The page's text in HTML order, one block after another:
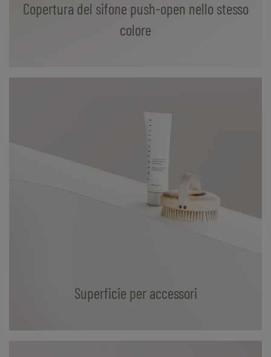
Copertura del sifone push-open nello stesso
colore
Superficie per accessori